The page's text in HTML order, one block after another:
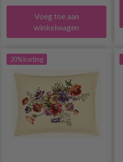
Voeg toe aan
winkelwagen
20% korting